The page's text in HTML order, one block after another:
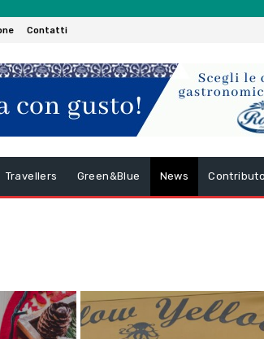
Contatti
Travellers Green&Blue News